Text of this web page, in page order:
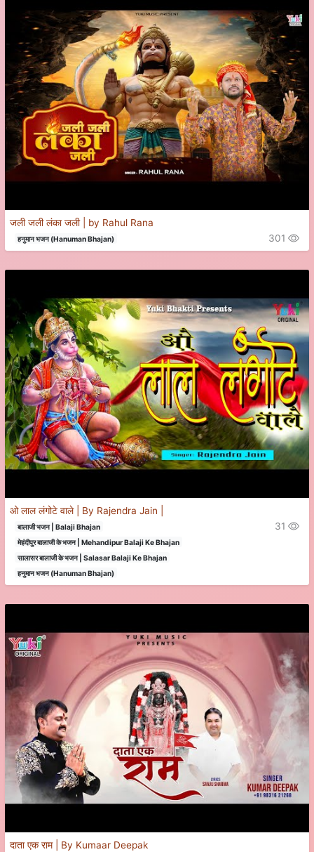
जली जली लंका जली | by Rahul Rana
हनुमान भजन (Hanuman Bhajan) 301
ओ लाल लंगोटे वाले | By Rajendra Jain |
बालाजी भजन | Balaji Bhajan
मेहंदीपुर बालाजी के भजन | Mehandipur Balaji Ke Bhajan
सालासर बालाजी के भजन | Salasar Balaji Ke Bhajan
हनुमान भजन (Hanuman Bhajan)
31
दाता एक राम | By Kumaar Deepak